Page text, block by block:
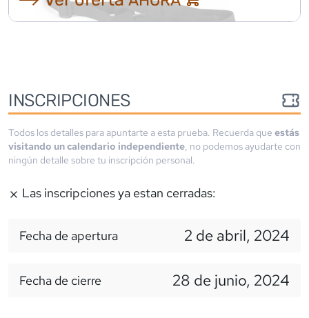
INSCRIPCIONES
Todos los detalles para apuntarte a esta prueba. Recuerda que estás
visitando un calendario independiente, no podemos ayudarte con
ningún detalle sobre tu inscripción personal.
Las inscripciones ya estan cerradas:
Fecha de apertura 2 de abril, 2024
Fecha de cierre 28 de junio, 2024